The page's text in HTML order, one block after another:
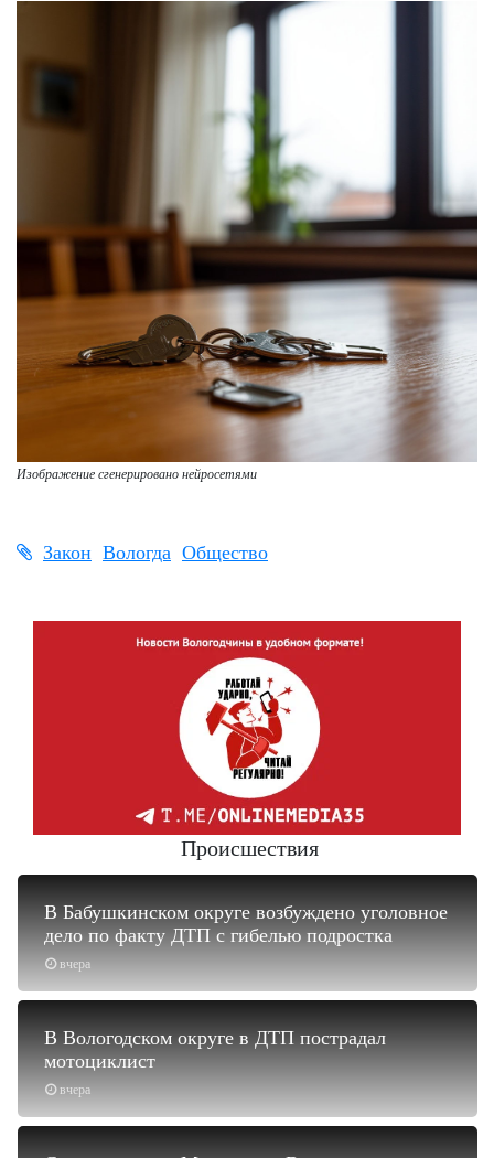
Изображение сгенерировано нейросетями
Закон Вологда Общество
Происшествия
вчера
В Бабушкинском округе возбуждено уголовное
дело по факту ДТП с гибелью подростка
вчера
В Вологодском округе в ДТП пострадал
мотоциклист